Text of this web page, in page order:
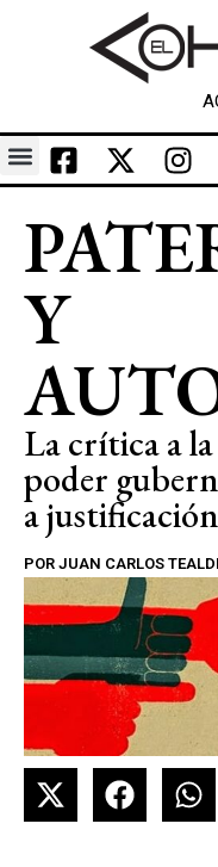
Y
La crítica a
poder
a
POR JUAN CARLOS TEALDI